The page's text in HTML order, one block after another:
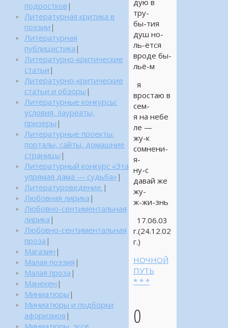
дую в
тру-
бы-тия
душ но-
ль-ётся
вроде бы-
льё-м
я
вростаю в
сем-
я на небе
ле —
жу-к
сомнени-
я-
ну-с
давай же
жу-
ж-жи-знь
17.06.03
г.(24.12.02
г.)
НОЧНОЙ
ПУТЬ
* * *
0
подростков |
Литературная критика в
поэзии |
Литературная
публицистика |
Литературно-критические
статьи |
Литературно-критические
статьи и обзоры |
Литературные конкурсы:
условия, лауреаты,
призеры |
Литературные проекты:
порталы, сайты, домашние
страницы |
Литературный конкурс «Эта
упрямая дама — судьба» |
Литературоведение. |
Любовная лирика |
Любовно-сентиментальная
лирика |
Любовно-сентиментальная
проза |
Магазин |
Малая поэзия |
Малая проза |
Манекен |
Миниатюры |
Миниатюры и подборки
афоризмов |
Миниатюры, эссе,